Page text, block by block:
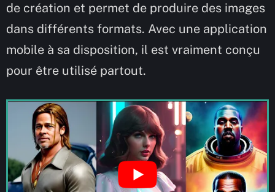
de création et permet de produire des images
dans différents formats. Avec une application
mobile à sa disposition, il est vraiment conçu
pour être utilisé partout.